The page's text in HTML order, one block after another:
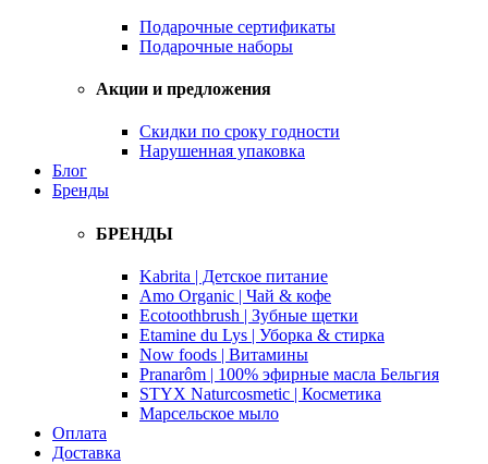
Подарочные сертификаты
Подарочные наборы
Акции и предложения
Скидки по сроку годности
Нарушенная упаковка
Блог
Бренды
БРЕНДЫ
Kabrita | Детское питание
Amo Organic | Чай & кофе
Ecotoothbrush | Зубные щетки
Etamine du Lys | Уборка & стирка
Now foods | Витамины
Pranarôm | 100% эфирные масла Бельгия
STYX Naturcosmetic | Косметика
Марсельское мыло
Оплата
Доставка